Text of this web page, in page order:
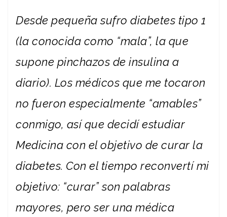
Desde pequeña sufro diabetes tipo 1
(la conocida como “mala”, la que
supone pinchazos de insulina a
diario). Los médicos que me tocaron
no fueron especialmente “amables”
conmigo, así que decidí estudiar
Medicina con el objetivo de curar la
diabetes. Con el tiempo reconvertí mi
objetivo: “curar” son palabras
mayores, pero ser una médica